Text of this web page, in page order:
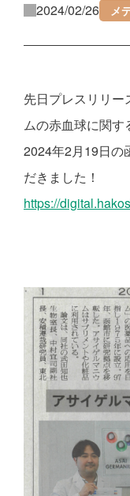
2024/02/26 メ
先日プレスリリー
ムの赤血球に関す
2024年2月19日の
だきました！
https://